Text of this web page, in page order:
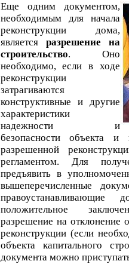
Еще одним документом,
необходимым для начала
реконструкции дома,
являетсяразрешение на
строительство. Оно
необходимо, если в ходе
реконструкции
затрагиваются
конструктивные и другие
характеристики
надежности и
безопасности объекта и
разрешенной
регламентом. Для
предъявить в
вышеперечисленные
положительное
разрешение на отклонение
реконструкции (если
объекта капитального
документа можно